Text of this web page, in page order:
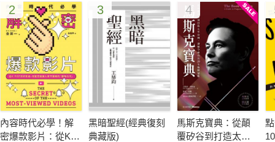
獨立思考技能。
【批判思考】先思考問題的本質，再去尋找解決方案
書中深入討論了批判思考的重要性，解釋了一個簡單的模型以建
立批判性思考，並提供了養成批判性思考的方法和層級。
【全局思考】不謀全局者，不足謀一域
這一章介紹了全局思考的概念，並闡述了在UVCA時代全局思考
2
內容時代必學！解
密爆款影片：從K-
3
黑暗聖經(經典復刻
典藏版)
4
馬斯克寶典：從顛
覆矽谷到打造太空